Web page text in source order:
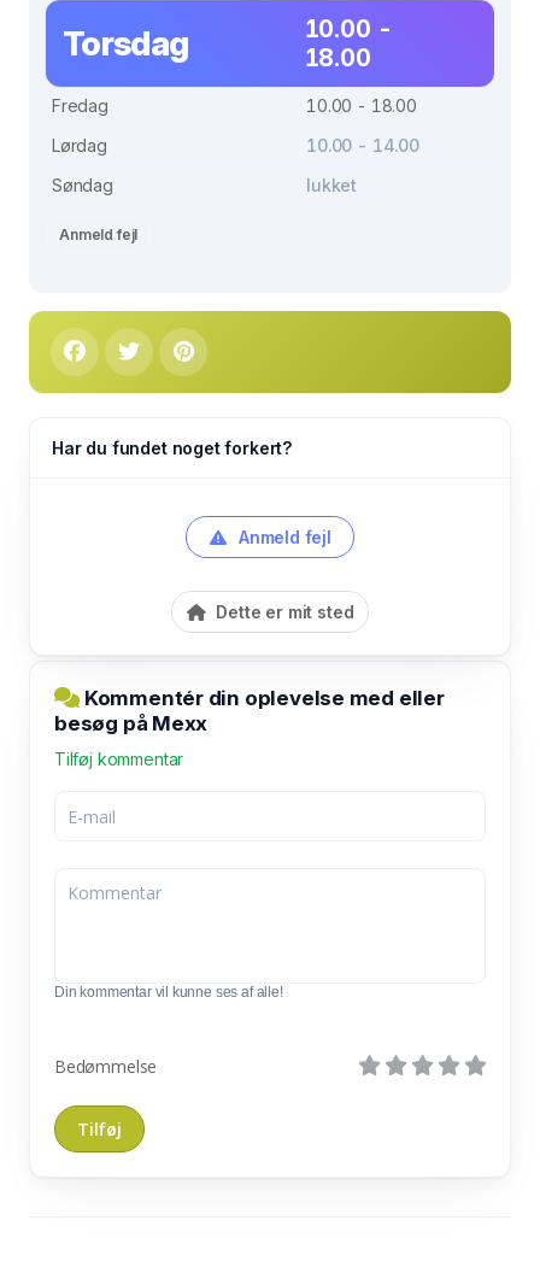
Torsdag
10.00 -
18.00
Fredag
10.00 - 18.00
Lørdag
10.00 - 14.00
Søndag
lukket
Anmeld fejl
Har du fundet noget forkert?
Anmeld fejl
Dette er mit sted
Kommentér din oplevelse med eller
besøg på Mexx
Tilføj kommentar
Din kommentar vil kunne ses af alle!
Bedømmelse